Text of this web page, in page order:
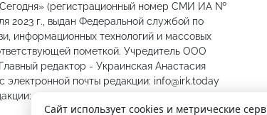
Сегодня» (регистрационный номер СМИ ИА №
2023 г., выдан Федеральной службой по
информационных технологий и массовых
пометкой. Учредитель ООО
редактор - Украинская Анастасия
электронной почты редакции: info@irk.today
89501301335, 89148774487
Сайт использует cookies и метрические